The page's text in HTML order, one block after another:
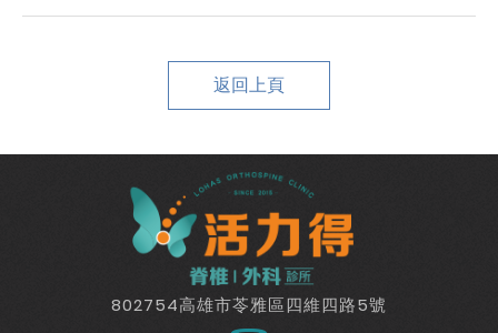
返回上頁
802754高雄市苓雅區四維四路5號